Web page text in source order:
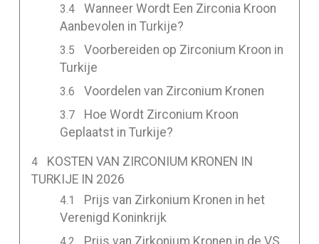
Wanneer Wordt Een Zirconia Kroon
Aanbevolen in Turkije?
Voorbereiden op Zirconium Kroon in
Turkije
Voordelen van Zirconium Kronen
Hoe Wordt Zirconium Kroon
Geplaatst in Turkije?
KOSTEN VAN ZIRCONIUM KRONEN IN
TURKIJE IN 2026
Prijs van Zirkonium Kronen in het
Verenigd Koninkrijk